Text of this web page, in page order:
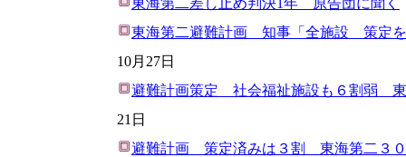
東海第二差し止め判決1年 原告団に聞く
東海第二避難計画 知事「全施設 策定
10月27日
避難計画策定 社会福祉施設も６割弱
21日
避難計画 策定済みは３割 東海第二３０